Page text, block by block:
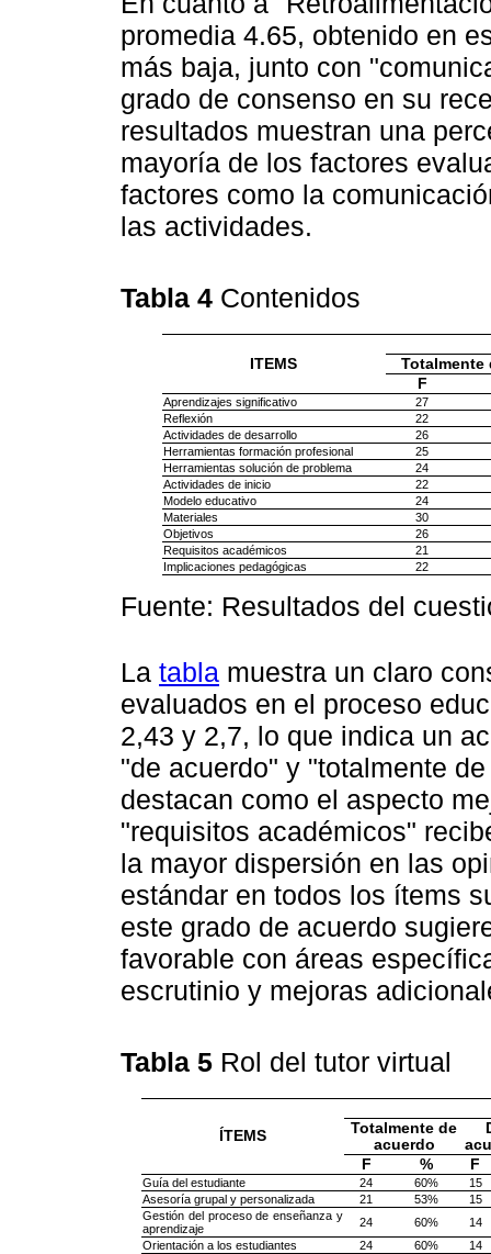
promedia 4.65, obtenido en
más baja, junto con
grado de consenso en su
resultados muestran una
mayoría de los factores
factores como la
las actividades.
Tabla 4 Contenidos
ITEMS
Totalmente
F
Aprendizajes significativo
27
Reflexión
22
Actividades de desarrollo
26
Herramientas formación profesional
25
Herramientas solución de problema
24
Actividades de inicio
22
Modelo educativo
24
Materiales
30
Objetivos
26
Requisitos académicos
21
Implicaciones pedagógicas
22
Fuente: Resultados del
La tabla muestra un claro
evaluados en el proceso
2,43 y 2,7, lo que indica un
"de acuerdo" y "totalmente
destacan como el aspecto
"requisitos académicos"
la mayor dispersión en las
estándar en todos los ítems
este grado de acuerdo
favorable con áreas
escrutinio y mejoras
Tabla 5 Rol del tutor virtual
ÍTEMS
Totalmente de
acuerdo
F
% F
Guía del estudiante 24 60%
15
Asesoría grupal y personalizada
21 53%
15
Gestión del proceso de enseñanza y
aprendizaje
24 60%
14
Orientación a los estudiantes
24 60%
14